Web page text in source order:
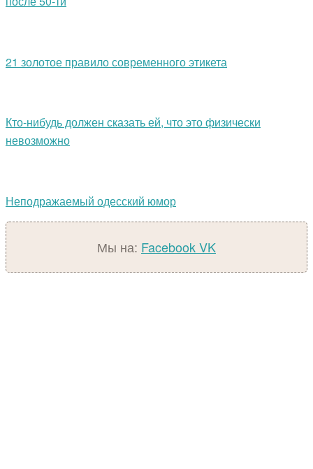
21 золотое правило современного этикета
Кто-нибудь должен сказать ей, что это физически
невозможно
Неподражаемый одесский юмор
Мы на: FacebookVK